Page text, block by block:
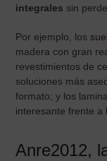
integrales sin
Por ejemplo, los
madera con gran
revestimientos de
soluciones más
formato; y los
interesante frente a
Anre2012,